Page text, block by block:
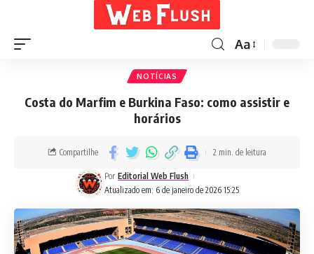
Aa
NOTÍCIAS
Costa do Marfim e Burkina Faso: como assistir e
horários
Atualizado em: 6 de janeiro de 2026 15:25
Por Editorial Web Flush
Compartilhe 2 min. de leitura